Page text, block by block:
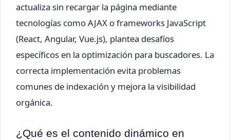
actualiza sin recargar la página mediante
tecnologías como AJAX o frameworks JavaScript
(React, Angular, Vue.js), plantea desafíos
específicos en la optimización para buscadores. La
correcta implementación evita problemas
comunes de indexación y mejora la visibilidad
orgánica.
¿Qué es el contenido dinámico en